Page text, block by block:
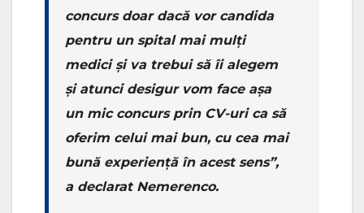
concurs doar dacă vor candida
pentru un spital mai mulți
medici și va trebui să îi alegem
și atunci desigur vom face așa
un mic concurs prin CV-uri ca să
oferim celui mai bun, cu cea mai
bună experiență în acest sens”,
a declarat Nemerenco.